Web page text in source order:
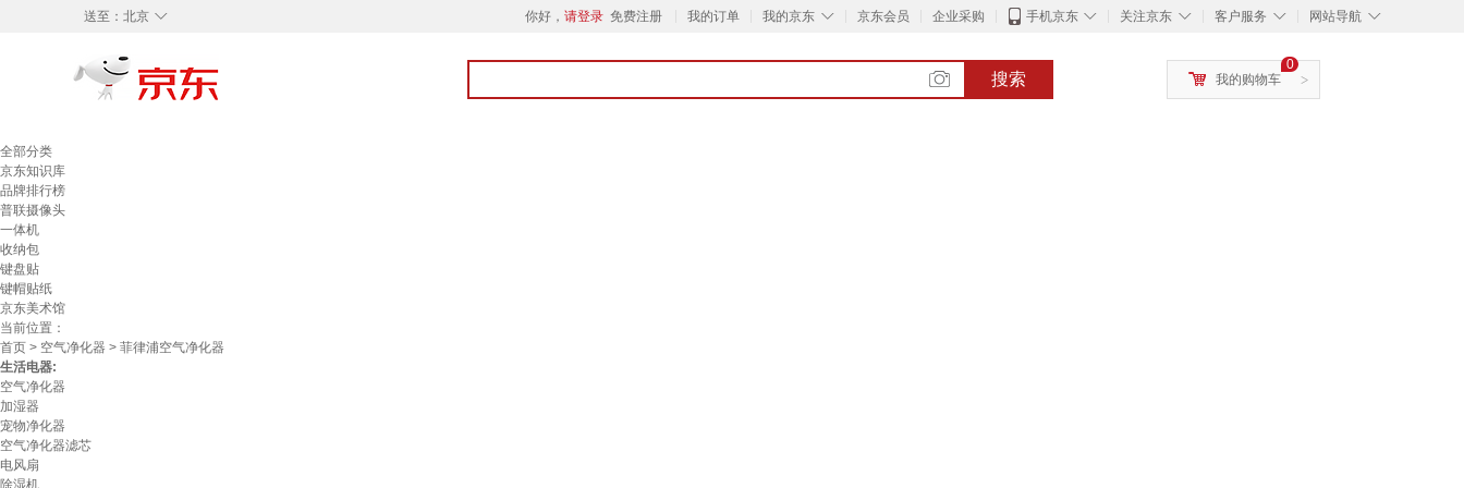
◇
送至： 北京 你好， 请登录 免费注册 我的订单 ◇
我的京东 京东会员 企业采购 ◇
手机京东 ◇
关注京东 ◇
客户服务 ◇
网站导航
搜索 >
0
我的购物车
全部分类
京东知识库
品牌排行榜
普联摄像头
一体机
收纳包
键盘贴
键帽贴纸
京东美术馆
当前位置：
首页 > 空气净化器 > 菲律浦空气净化器
生活电器:
空气净化器
加湿器
宠物净化器
空气净化器滤芯
电风扇
除湿机